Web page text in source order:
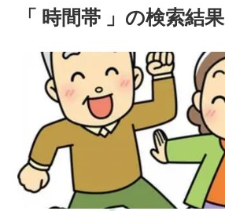
「 時間帯 」の検索結果